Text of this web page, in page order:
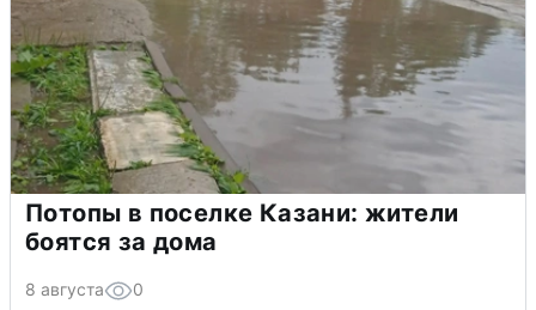
Потопы в поселке Казани: жители
боятся за дома
8 августа 0